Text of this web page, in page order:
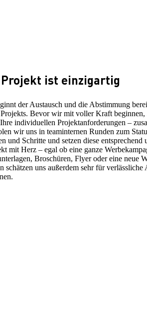
Projekt ist einzigartig
der Austausch und die Abstimmung
Projekts. Bevor wir mit voller Kraft
individuellen Projektanforderungen –
wir uns in teaminternen Runden zum
und Schritte und setzen diese
mit Herz – egal ob eine ganze
Broschüren, Flyer oder eine neue
schätzen uns außerdem sehr für verlässliche